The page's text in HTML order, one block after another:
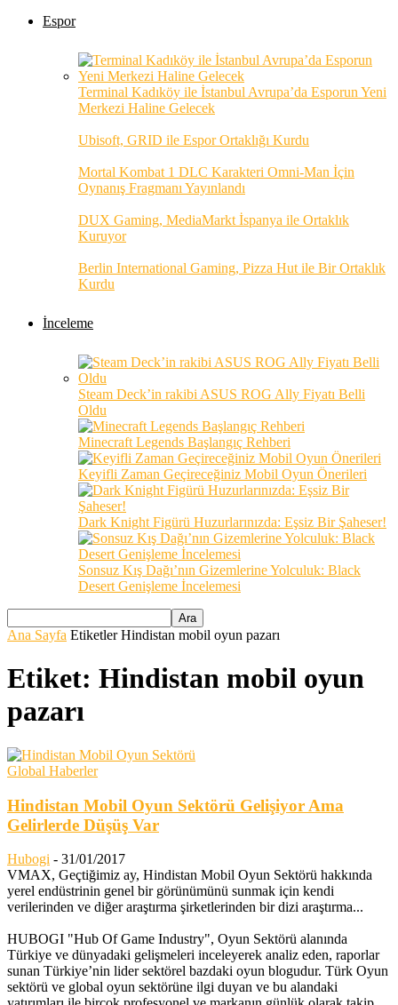
Espor
Terminal Kadıköy ile İstanbul Avrupa’da Esporun Yeni
Merkezi Haline Gelecek
Ubisoft, GRID ile Espor Ortaklığı Kurdu
Mortal Kombat 1 DLC Karakteri Omni-Man İçin
Oynanış Fragmanı Yayınlandı
DUX Gaming, MediaMarkt İspanya ile Ortaklık
Kuruyor
Berlin International Gaming, Pizza Hut ile Bir Ortaklık
Kurdu
İnceleme
Steam Deck’in rakibi ASUS ROG Ally Fiyatı Belli
Oldu
Minecraft Legends Başlangıç Rehberi
Keyifli Zaman Geçireceğiniz Mobil Oyun Önerileri
Dark Knight Figürü Huzurlarınızda: Eşsiz Bir Şaheser!
Sonsuz Kış Dağı’nın Gizemlerine Yolculuk: Black
Desert Genişleme İncelemesi
Ana Sayfa Etiketler Hindistan mobil oyun pazarı
Etiket: Hindistan mobil oyun
pazarı
Global Haberler
Hindistan Mobil Oyun Sektörü Gelişiyor Ama
Gelirlerde Düşüş Var
Hubogi - 31/01/2017
VMAX, Geçtiğimiz ay, Hindistan Mobil Oyun Sektörü hakkında
yerel endüstrinin genel bir görünümünü sunmak için kendi
verilerinden ve diğer araştırma şirketlerinden bir dizi araştırma...
HUBOGI "Hub Of Game Industry", Oyun Sektörü alanında
Türkiye ve dünyadaki gelişmeleri inceleyerek analiz eden, raporlar
sunan Türkiye’nin lider sektörel bazdaki oyun blogudur. Türk Oyun
sektörü ve global oyun sektörüne ilgi duyan ve bu alandaki